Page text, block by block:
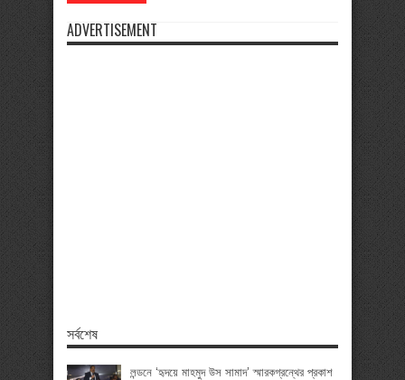
ADVERTISEMENT
সর্বশেষ
লন্ডনে ‘হৃদয়ে মাহমুদ উস সামাদ’ স্মারকগ্রন্থের প্রকাশ